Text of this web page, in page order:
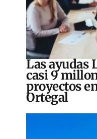
Las ayudas
casi 9
proyectos
Ortegal